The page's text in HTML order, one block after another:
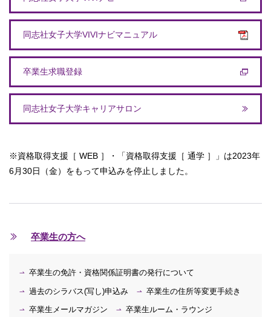
同志社女子大学VIVIナビマニュアル
卒業生求職登録
同志社女子大学キャリアサロン
※資格取得支援［ WEB ］・「資格取得支援［ 通学 ］」は2023年
6月30日（金）をもって申込みを停止しました。
卒業生の方へ
卒業生の免許・資格関係証明書の発行について
過去のシラバス(写し)申込み 卒業生の住所等変更手続き
卒業生メールマガジン 卒業生ルーム・ラウンジ